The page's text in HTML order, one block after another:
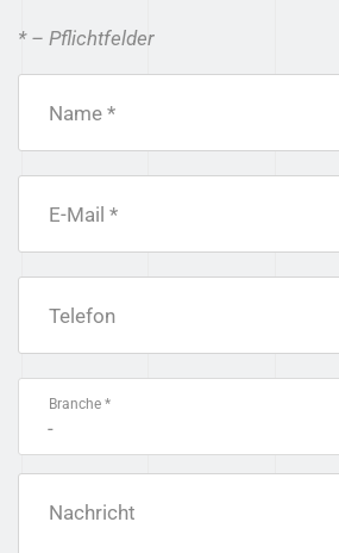
* – Pflichtfelder
Name *
E-Mail *
Telefon
Branche *
-
Nachricht